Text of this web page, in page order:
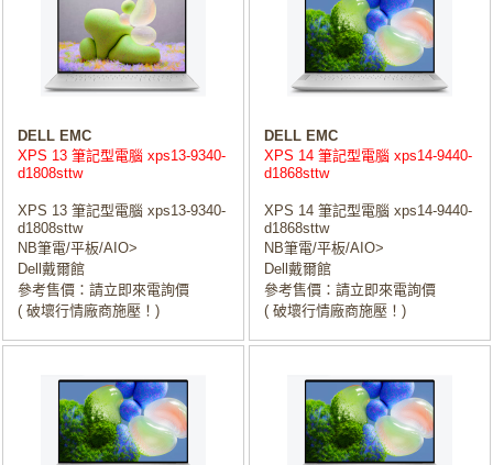
DELL EMC
XPS 13 筆記型電腦 xps13-9340-
d1808sttw
XPS 13 筆記型電腦 xps13-9340-
d1808sttw
NB筆電/平板/AIO>
Dell戴爾館
參考售價：請立即來電詢價
( 破壞行情廠商施壓！)
DELL EMC
XPS 14 筆記型電腦 xps14-9440-
d1868sttw
XPS 14 筆記型電腦 xps14-9440-
d1868sttw
NB筆電/平板/AIO>
Dell戴爾館
參考售價：請立即來電詢價
( 破壞行情廠商施壓！)